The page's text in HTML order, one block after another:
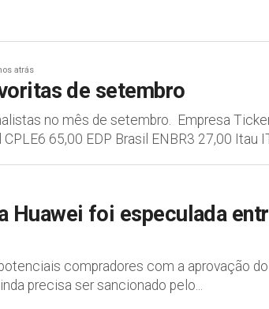
atrás
de setembro
no mês de setembro. Empresa
65,00 EDP Brasil ENBR3 27,00 Itau
Huawei foi especulada
compradores com a aprovação
precisa ser sancionado pelo...